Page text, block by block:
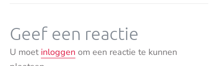
Geef een reactie
U moet inloggen om een reactie te kunnen